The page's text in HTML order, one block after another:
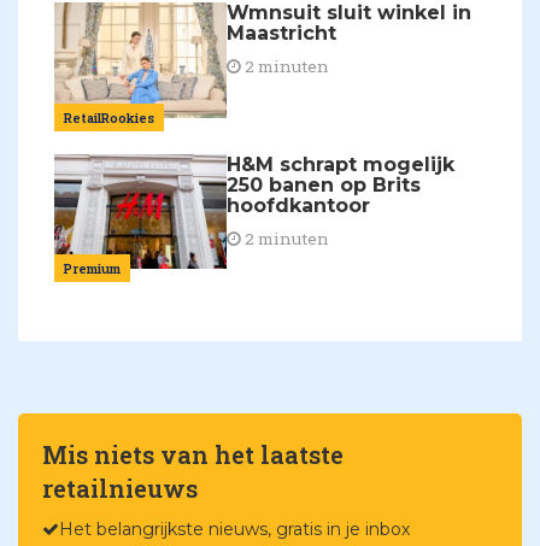
RetailRookies
Wmnsuit sluit winkel in
Maastricht
2 minuten
Premium
H&M schrapt mogelijk
250 banen op Brits
hoofdkantoor
2 minuten
Mis niets van het laatste
retailnieuws
Het belangrijkste nieuws, gratis in je inbox